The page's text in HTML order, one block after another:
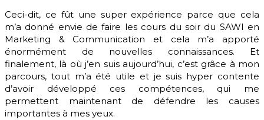
Ceci-dit, ce fût une super expérience parce que cela
m’a donné envie de faire les cours du soir du SAWI en
Marketing & Communication et cela m’a apporté
énormément de nouvelles connaissances. Et
finalement, là où j’en suis aujourd’hui, c’est grâce à mon
parcours, tout m’a été utile et je suis hyper contente
d’avoir développé ces compétences, qui me
permettent maintenant de défendre les causes
importantes à mes yeux.